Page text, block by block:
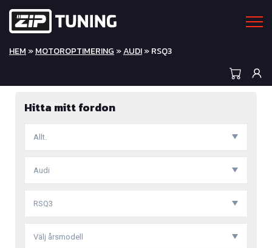
HEM »MOTOROPTIMERING »AUDI» RSQ3
Hitta mitt fordon
Allt.
Audi
RSQ3
Välj årsmodell